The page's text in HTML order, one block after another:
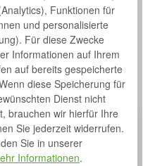
Funktionen für
und personalisierte
Für diese Zwecke
Informationen auf Ihrem
auf bereits gespeicherte
diese Speicherung für
Dienst nicht
brauchen wir hierfür Ihre
Sie jederzeit widerrufen.
Sie in unserer
Informationen.